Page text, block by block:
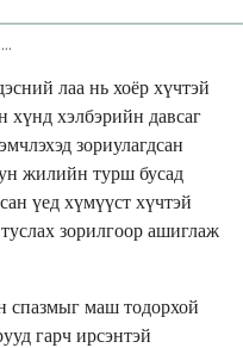
Belladonna And Opium Rectal Route
лаа нь хоёр хүчтэй
хүнд хэлбэрийн давсаг
зориулагдсан
жилийн турш бусад
үед хүмүүст хүчтэй
зорилгоор ашиглаж
спазмыг маш тодорхой
гарч ирсэнтэй